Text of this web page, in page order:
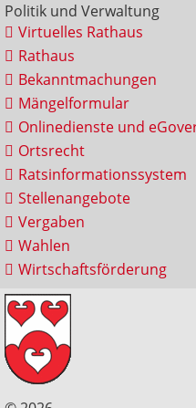
Politik und Verwaltung
Virtuelles Rathaus
Rathaus
Bekanntmachungen
Mängelformular
Onlinedienste und
Ortsrecht
Ratsinformationssystem
Stellenangebote
Vergaben
Wahlen
Wirtschaftsförderung